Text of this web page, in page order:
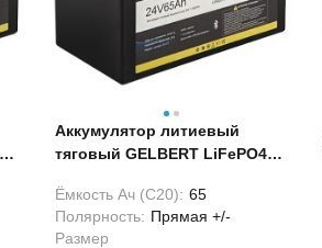
Аккумулятор литиевый
тяговый GELBERT LiFePO4
Ёмкость Ач (С20): 65
Полярность: Прямая +/-
Размер